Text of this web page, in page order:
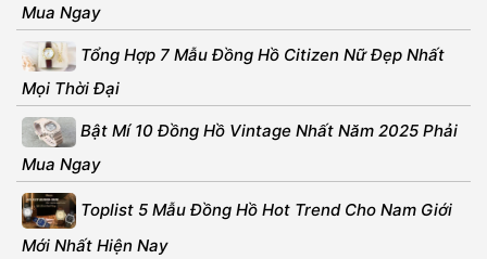
Mua Ngay
Tổng Hợp 7 Mẫu Đồng Hồ Citizen Nữ Đẹp Nhất
Mọi Thời Đại
Bật Mí 10 Đồng Hồ Vintage Nhất Năm 2025 Phải
Mua Ngay
Toplist 5 Mẫu Đồng Hồ Hot Trend Cho Nam Giới
Mới Nhất Hiện Nay